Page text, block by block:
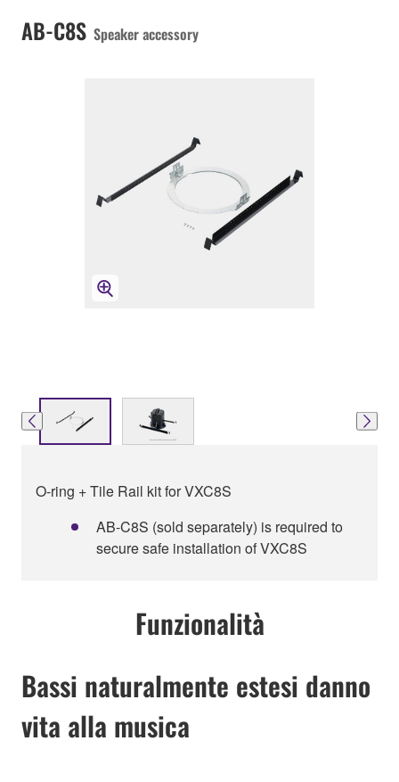
AB-C8S Speaker accessory
O-ring + Tile Rail kit for VXC8S
AB-C8S (sold separately) is required to
secure safe installation of VXC8S
Funzionalità
Bassi naturalmente estesi danno
vita alla musica